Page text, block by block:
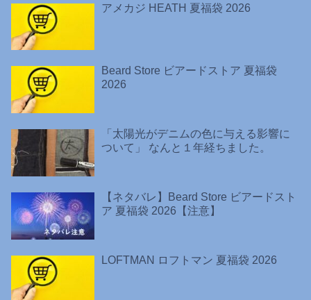
アメカジ HEATH 夏福袋 2026
Beard Store ビアードストア 夏福袋
2026
「太陽光がデニムの色に与える影響に
ついて」 なんと１年経ちました。
【ネタバレ】Beard Store ビアードスト
ア 夏福袋 2026【注意】
LOFTMAN ロフトマン 夏福袋 2026